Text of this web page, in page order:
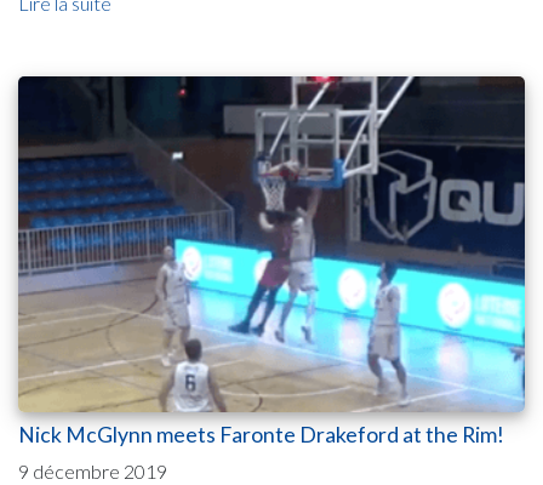
Nick McGlynn meets Faronte Drakeford at the Rim!
9 décembre 2019